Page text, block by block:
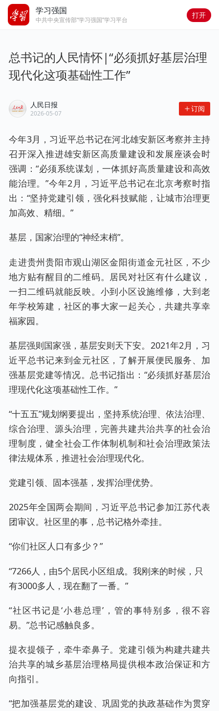
学习强国
中共中央宣传部“学习强国”学习平台
打开
总书记的人民情怀|“必须抓好基层治理
现代化这项基础性工作”
人民日报
2026-05-07
订阅
今年3月，习近平总书记在河北雄安新区考察并主持
召开深入推进雄安新区高质量建设和发展座谈会时
强调：“必须系统谋划，一体抓好高质量建设和高效
能治理。”今年2月，习近平总书记在北京考察时指
出：“坚持党建引领，强化科技赋能，让城市治理更
加高效、精细。”
基层，国家治理的“神经末梢”。
走进贵州贵阳市观山湖区金阳街道金元社区，不少
地方贴有醒目的二维码。居民对社区有什么建议，
一扫二维码就能反映。小到小区设施维修，大到老
年学校筹建，社区的事大家一起关心，共建共享幸
福家园。
基层强则国家强，基层安则天下安。2021年2月，习
近平总书记来到金元社区，了解开展便民服务、加
强基层党建等情况。总书记指出：“必须抓好基层治
理现代化这项基础性工作。”
“十五五”规划纲要提出，坚持系统治理、依法治理、
综合治理、源头治理，完善共建共治共享的社会治
理制度，健全社会工作体制机制和社会治理政策法
律法规体系，推进社会治理现代化。
党建引领、固本强基，发挥治理优势。
2025年全国两会期间，习近平总书记参加江苏代表
团审议。社区里的事，总书记格外牵挂。
“你们社区人口有多少？”
“7266人，由5个居民小区组成。我刚来的时候，只
有3000多人，现在翻了一番。”
“社区书记是‘小巷总理’，管的事特别多，很不容
易。”总书记感触良多。
提衣提领子，牵牛牵鼻子。党建引领为构建共建共
治共享的城乡基层治理格局提供根本政治保证和方
向指引。
“把加强基层党的建设、巩固党的执政基础作为贯穿